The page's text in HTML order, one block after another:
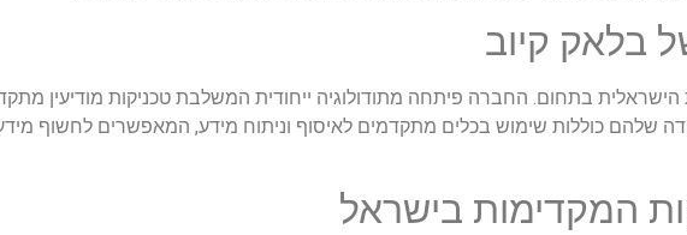
בלאק קיוב
בתחום. החברה פיתחה מתודולוגיה ייחודית המשלבת טכניקות מודיעין
שלהם כוללות שימוש בכלים מתקדמים לאיסוף וניתוח מידע, המאפשרים לחשוף
המקדימות בישראל